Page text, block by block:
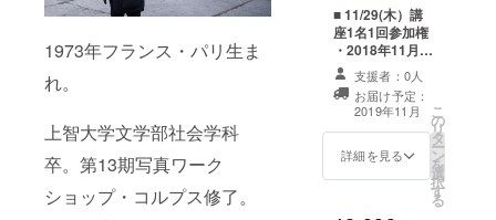
1973年フランス・パリ生ま
れ。
上智大学文学部社会学科
卒。第13期写真ワーク
ショップ・コルプス修了。
なの
で、お
早目の
お申込
みをお
ススメ
致しま
す。
■ 11/29(木）講
座1名1回参加権
・2018年11月
29日19:00～
21:00 カフェス
ローにて開催 ■
サイン入り初沢
亜利写真集『隣
人。 38度線の
支援者：0人
お届け予定：
2019年11月
詳細を見る
こ
の
リ
タ
ー
ン
を
選
択
す
る